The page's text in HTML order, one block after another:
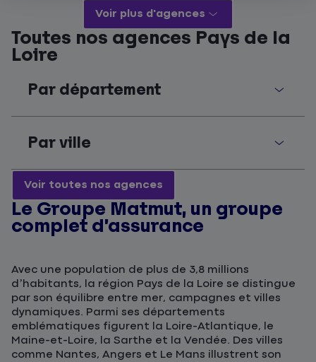
Voir plus d'agences
Toutes nos agences Pays de la
Loire
Par département
Par ville
Voir toutes nos agences
Le Groupe Matmut, un groupe
complet d’assurance
Avec une population de plus de 3,8 millions
d’habitants, la région Pays de la Loire se distingue
par son équilibre entre mer, campagnes et villes
dynamiques. Parmi ses départements
emblématiques figurent la Loire-Atlantique, le
Maine-et-Loire, la Sarthe et la Vendée. Des villes
comme Nantes, Angers et Le Mans illustrent son